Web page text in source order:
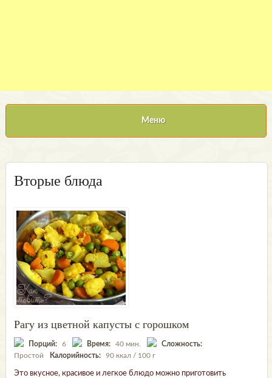
Меню
Вторые блюда
Рагу из цветной капусты с горошком
Порций: 6 Время: 40 мин.
Сложность:
Простой
Калорийность: 90 ккал / 100 г
Это вкусное, красивое и легкое блюдо можно приготовить